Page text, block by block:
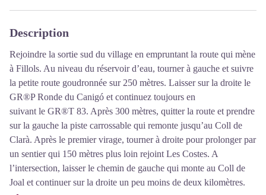
Description
Rejoindre la sortie sud du village en empruntant la route qui mène
à Fillols. Au niveau du réservoir d’eau, tourner à gauche et suivre
la petite route goudronnée sur 250 mètres. Laisser sur la droite le
GR®P Ronde du Canigó et continuez toujours en
suivant le GR®T 83. Après 300 mètres, quitter la route et prendre
sur la gauche la piste carrossable qui remonte jusqu’au Coll de
Clarà. Après le premier virage, tourner à droite pour prolonger par
un sentier qui 150 mètres plus loin rejoint Les Costes. A
l’intersection, laisser le chemin de gauche qui monte au Coll de
Joal et continuer sur la droite un peu moins de deux kilomètres.